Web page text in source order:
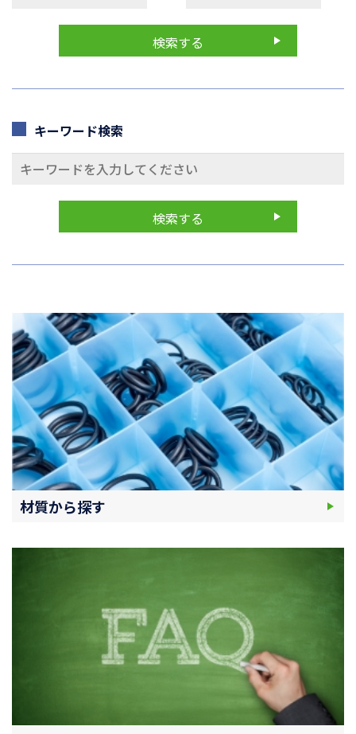
キーワード検索
材質から探す